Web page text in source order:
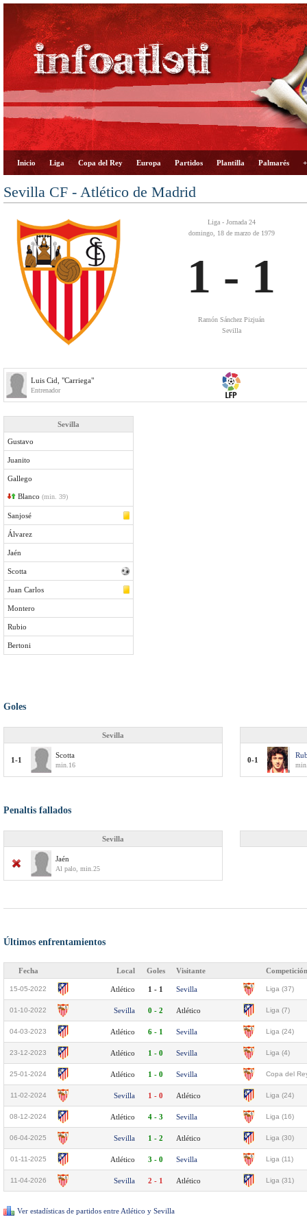
Inicio Liga Copa del Rey Europa Partidos Plantilla Palmarés
Sevilla CF - Atlético de Madrid
Liga - Jornada 24
domingo, 18 de marzo de 1979
1 - 1
Ramón Sánchez Pizjuán
Sevilla
Luis Cid, "Carriega"
Entrenador
Sevilla
Gustavo
Juanito
Gallego
Blanco (min. 39)
Sanjosé
Álvarez
Jaén
Scotta
Juan Carlos
Montero
Rubio
Bertoni
Goles
Sevilla
1-1
Scotta
min.16
0-1
Penaltis fallados
Sevilla
Jaén
Al palo, min.25
Últimos enfrentamientos
Fecha Local Goles Visitante Competición
15-05-2022 Atlético 1 - 1 Sevilla Liga (37)
01-10-2022 Sevilla 0 - 2 Atlético Liga (7)
04-03-2023 Atlético 6 - 1 Sevilla Liga (24)
23-12-2023 Atlético 1 - 0 Sevilla Liga (4)
25-01-2024 Atlético 1 - 0 Sevilla Copa del
11-02-2024 Sevilla 1 - 0 Atlético Liga (24)
08-12-2024 Atlético 4 - 3 Sevilla Liga (16)
06-04-2025 Sevilla 1 - 2 Atlético Liga (30)
01-11-2025 Atlético 3 - 0 Sevilla Liga (11)
11-04-2026 Sevilla 2 - 1 Atlético Liga (31)
Ver estadísticas de partidos entre Atlético y Sevilla